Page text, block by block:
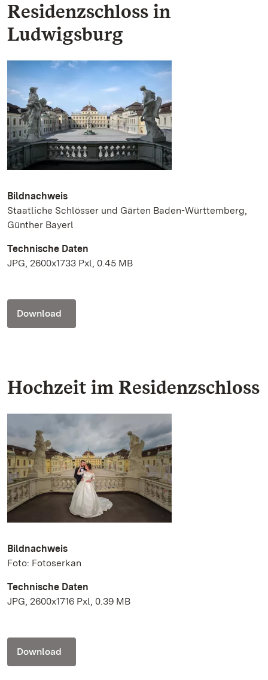
Residenzschloss in
Ludwigsburg
Bildnachweis
Staatliche Schlösser und Gärten Baden-Württemberg,
Günther Bayerl
Technische Daten
JPG, 2600x1733 Pxl, 0.45 MB
Download
Hochzeit im Residenzschloss
Bildnachweis
Foto: Fotoserkan
Technische Daten
JPG, 2600x1716 Pxl, 0.39 MB
Download